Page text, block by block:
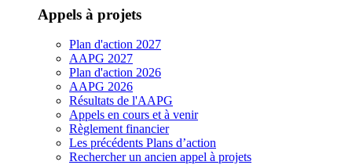
Appels à projets
Plan d'action 2027
AAPG 2027
Plan d'action 2026
AAPG 2026
Résultats de l'AAPG
Appels en cours et à venir
Règlement financier
Les précédents Plans d’action
Rechercher un ancien appel à projets